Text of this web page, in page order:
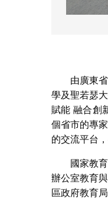
由廣東
學及聖若瑟
賦能 融合創
個省市的專
的交流平台
國家教
辦公室教育
區政府教育